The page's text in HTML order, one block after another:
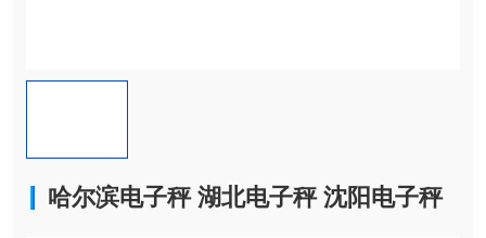
哈尔滨电子秤 湖北电子秤 沈阳电子秤